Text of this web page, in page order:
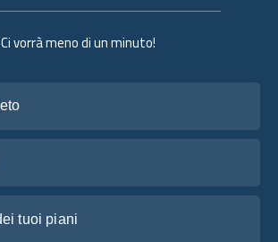
Ci vorrà meno di un minuto!